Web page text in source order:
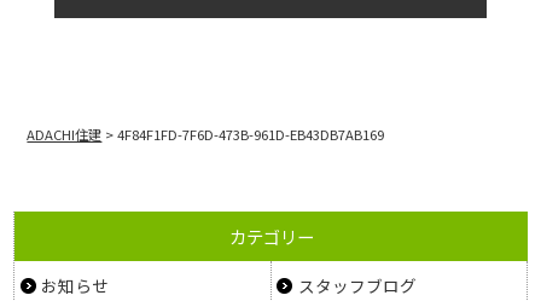
ADACHI住建 > 4F84F1FD-7F6D-473B-961D-EB43DB7AB169
カテゴリー
お知らせ スタッフブログ